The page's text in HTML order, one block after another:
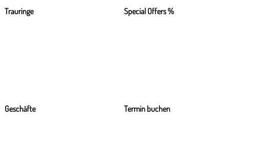
Trauringe Special Offers %
Geschäfte Termin buchen